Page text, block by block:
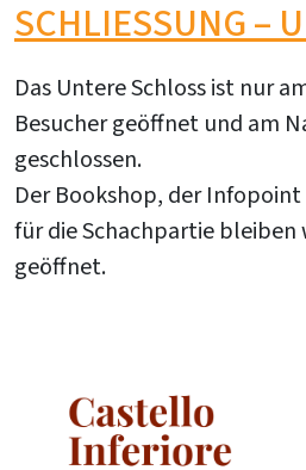
SCHLIESSUNG –
Das Untere Schloss ist nur
Besucher geöffnet und am
geschlossen.
Der Bookshop, der
für die Schachpartie bleiben
geöffnet.